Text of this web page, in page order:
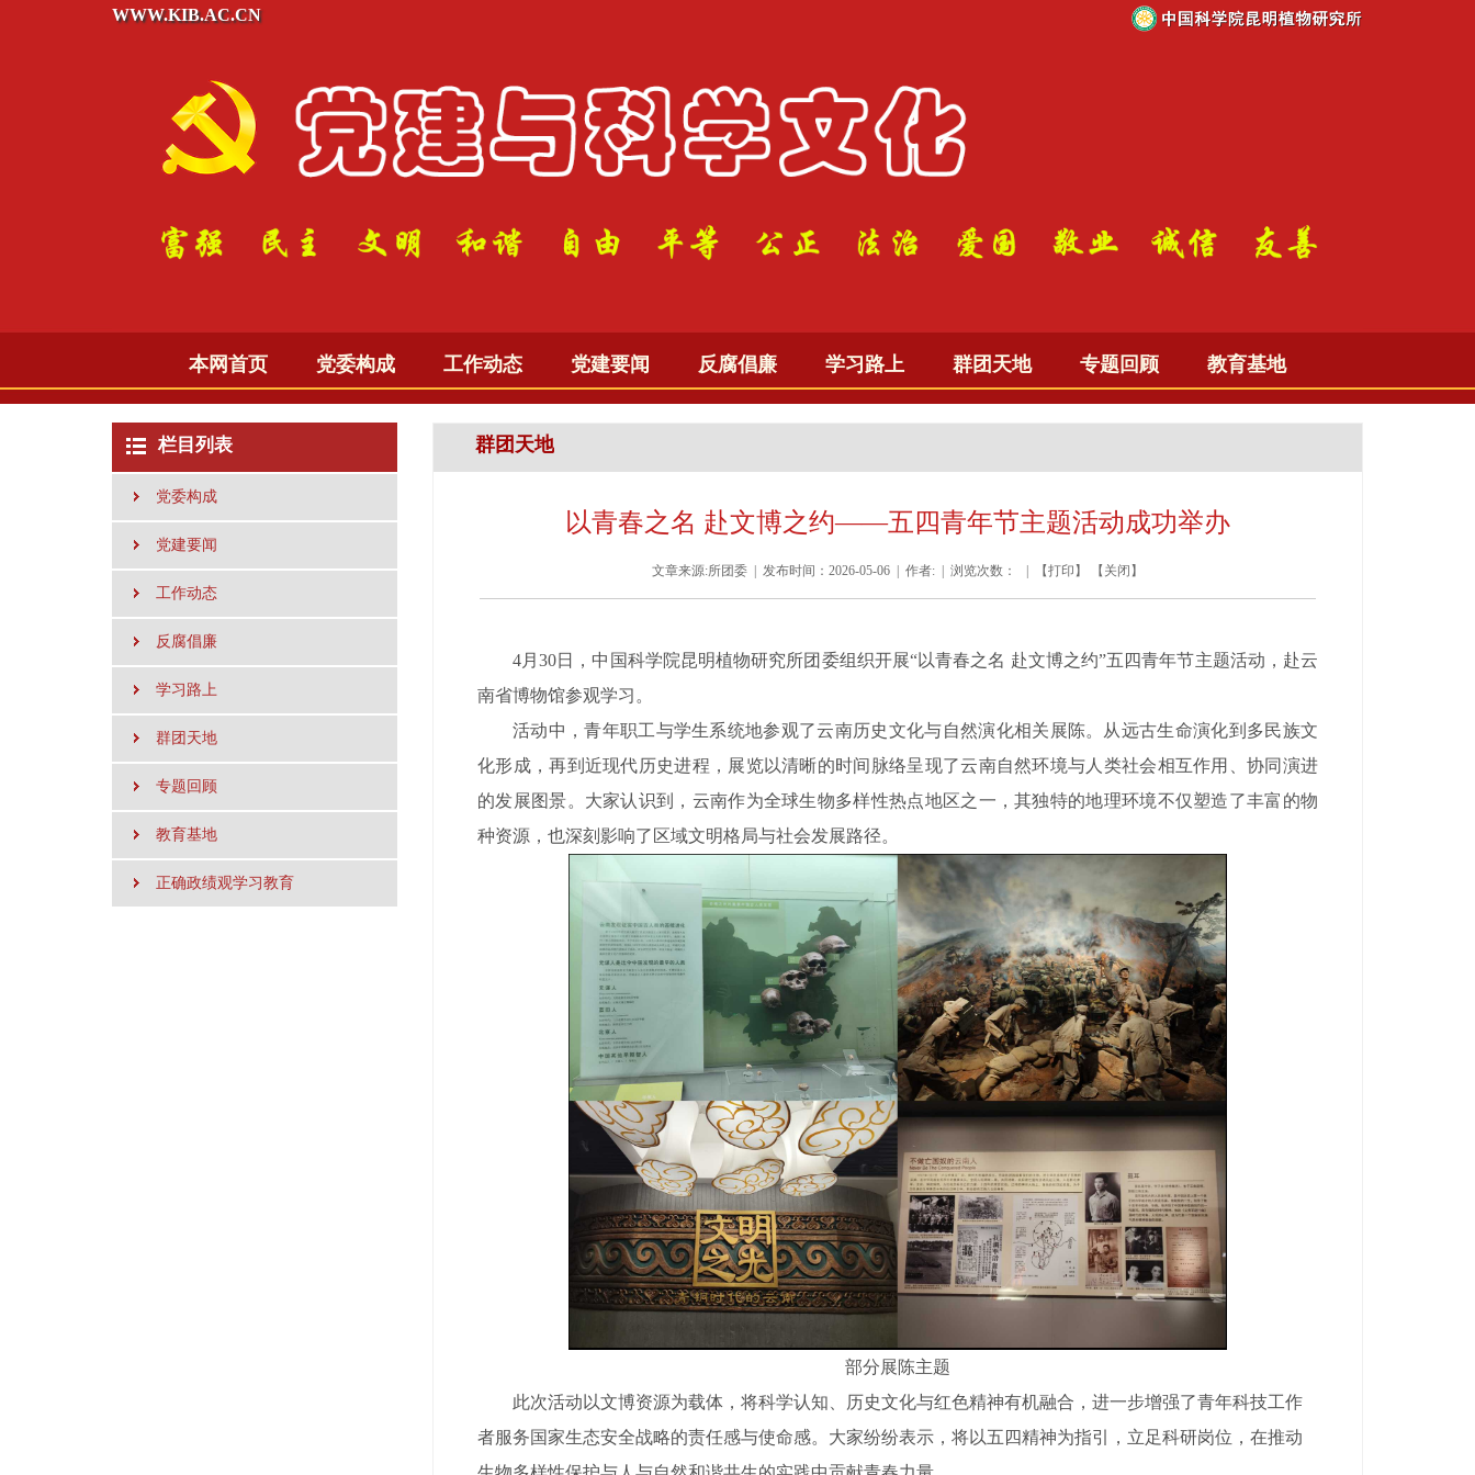
WWW.KIB.AC.CN
本网首页 党委构成 工作动态 党建要闻 反腐倡廉 学习路上 群团天地 专题回顾 教育基地
栏目列表
党委构成
党建要闻
工作动态
反腐倡廉
学习路上
群团天地
专题回顾
教育基地
正确政绩观学习教育
群团天地
以青春之名 赴文博之约——五四青年节主题活动成功举办
文章来源:所团委 | 发布时间：2026-05-06 | 作者: | 浏览次数： | 【打印 】 【 关闭 】
4月30日， 中国科学院昆明植物研究所团委组织开展“以青春之名 赴文博之约”五四青年节主题活动，赴云
南省博物馆参观学习。
活动中，青年职工与学生系统地参观了云南历史文化与自然演化相关展陈。从远古生命演化到多民族文
化形成，再到近现代历史进程，展览以清晰的时间脉络呈现了云南自然环境与人类社会相互作用、协同演进
的发展图景。大家认识到，云南作为全球生物多样性热点地区之一，其独特的地理环境不仅塑造了丰富的物
种资源，也深刻影响了区域文明格局与社会发展路径。
部分展陈主题
此次活动以文博资源为载体，将科学认知、历史文化与红色精神有机融合，进一步增强了青年科技工作
者服务国家生态安全战略的责任感与使命感。大家纷纷表示，将以五四精神为指引，立足科研岗位，在推动